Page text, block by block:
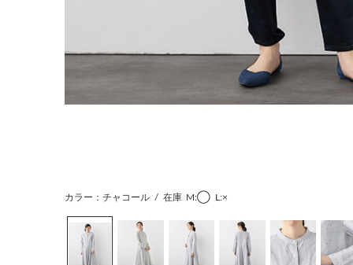
カラー：チャコール / 在庫 M:◯ L:×